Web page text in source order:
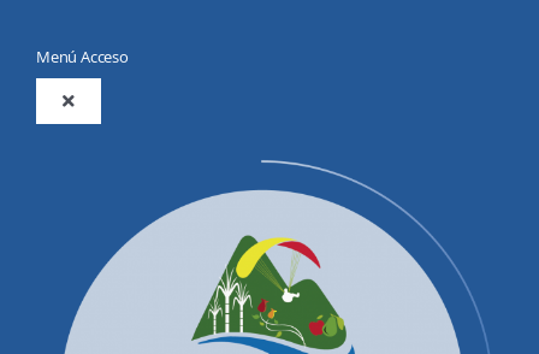
Menú Acceso
Toggle
Productos y Servicios
Convocatorias Precalificación